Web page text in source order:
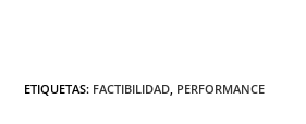
ETIQUETAS: FACTIBILIDAD, PERFORMANCE